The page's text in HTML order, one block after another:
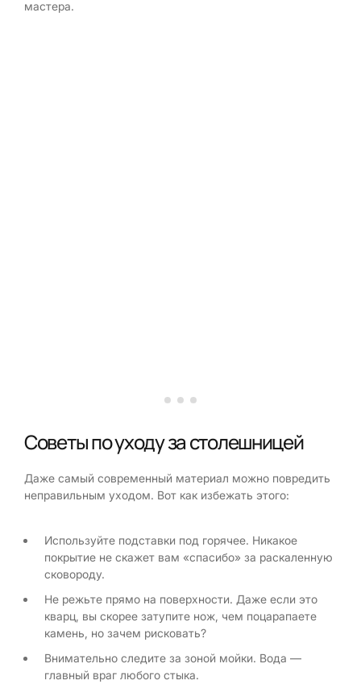
мастера.
Советы по уходу за столешницей
Даже самый современный материал можно повредить
неправильным уходом. Вот как избежать этого:
Используйте подставки под горячее. Никакое
покрытие не скажет вам «спасибо» за раскаленную
сковороду.
Не режьте прямо на поверхности. Даже если это
кварц, вы скорее затупите нож, чем поцарапаете
камень, но зачем рисковать?
Внимательно следите за зоной мойки. Вода —
главный враг любого стыка.